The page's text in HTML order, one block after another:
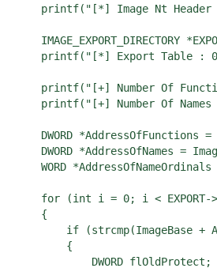
printf("[*] Image Nt Header
IMAGE_EXPORT_DIRECTORY
printf("[*] Export Table :
printf("[+] Number Of
printf("[+] Number Of
DWORD *AddressOfFunctions
DWORD *AddressOfNames =
WORD
for (int i = 0; i < EXPORT-
    {
if (strcmp(ImageBase +
        {
            DWORD flOldProtect;